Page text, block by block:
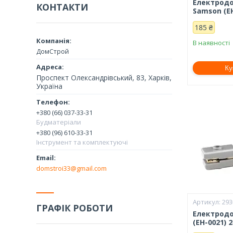
Samson
185 ₴
В наявності
(EH-0021)
КОНТАКТИ
ДомСтрой
Проспект Олександрівський, 83, Харків,
Україна
+380 (66) 037-33-31
Будматеріали
+380 (96) 610-33-31
Інструмент та комплектуючі
domstroi33@gmail.com
ГРАФІК РОБОТИ